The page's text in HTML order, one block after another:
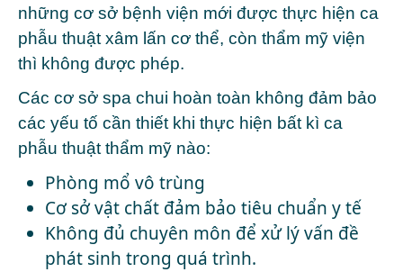
những cơ sở bệnh viện mới được thực hiện ca
phẫu thuật xâm lấn cơ thể, còn thẩm mỹ viện
thì không được phép.
Các cơ sở spa chui hoàn toàn không đảm bảo
các yếu tố cần thiết khi thực hiện bất kì ca
phẫu thuật thẩm mỹ nào:
Phòng mổ vô trùng
Cơ sở vật chất đảm bảo tiêu chuẩn y tế
Không đủ chuyên môn để xử lý vấn đề
phát sinh trong quá trình.